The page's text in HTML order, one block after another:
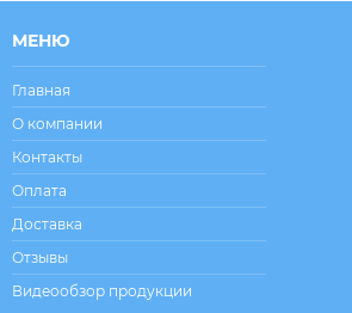
МЕНЮ
Главная
О компании
Контакты
Оплата
Доставка
Отзывы
Видеообзор продукции